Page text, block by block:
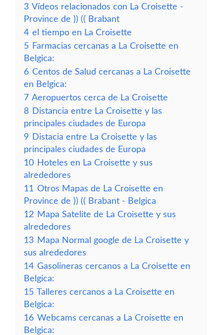
3 Vídeos relacionados con La Croisette -
Province de )) (( Brabant
4 el tiempo en La Croisette
5 Farmacias cercanas a La Croisette en
Belgica:
6 Centos de Salud cercanas a La Croisette
en Belgica:
7 Aeropuertos cerca de La Croisette
8 Distancia entre La Croisette y las
principales ciudades de Europa
9 Distacia entre La Croisette y las
principales ciudades de Europa
10 Hoteles en La Croisette y sus
alrededores
11 Otros Mapas de La Croisette en
Province de )) (( Brabant - Belgica
12 Mapa Satelite de La Croisette y sus
alrededores
13 Mapa Normal google de La Croisette y
sus alrededores
14 Gasolineras cercanos a La Croisette en
Belgica:
15 Talleres cercanos a La Croisette en
Belgica:
16 Webcams cercanas a La Croisette en
Belgica: